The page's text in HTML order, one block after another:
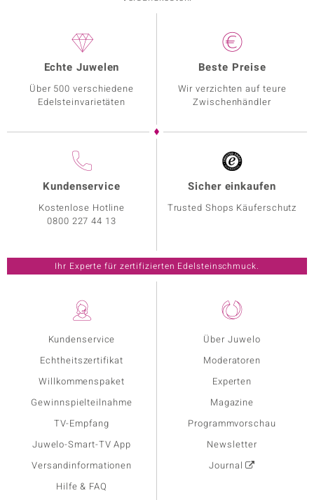
Kundenservice
Echtheitszertifikat
Willkommenspaket
Gewinnspielteilnahme
TV-Empfang
Juwelo-Smart-TV App
Versandinformationen
Hilfe & FAQ
Über Juwelo
Moderatoren
Experten
Magazine
Programmvorschau
Newsletter
Journal
Echte Juwelen
Über 500 verschiedene
Edelsteinvarietäten
Beste Preise
Wir verzichten auf teure
Zwischenhändler
Kundenservice
Kostenlose Hotline
0800 227 44 13
Sicher einkaufen
Trusted Shops Käuferschutz
Ihr Experte für zertifizierten Edelsteinschmuck.